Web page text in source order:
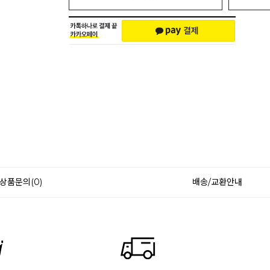
상품문의(0) 배송/교환안내